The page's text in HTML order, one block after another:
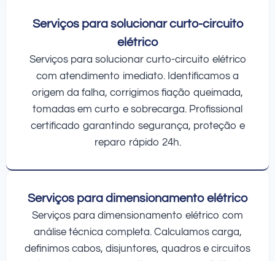
Serviços para solucionar curto-circuito
elétrico
Serviços para solucionar curto-circuito elétrico
com atendimento imediato. Identificamos a
origem da falha, corrigimos fiação queimada,
tomadas em curto e sobrecarga. Profissional
certificado garantindo segurança, proteção e
reparo rápido 24h.
Serviços para dimensionamento elétrico
Serviços para dimensionamento elétrico com
análise técnica completa. Calculamos carga,
definimos cabos, disjuntores, quadros e circuitos